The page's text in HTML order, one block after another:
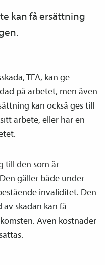
kan få ersättning
TFA, kan ge
på arbetet, men även
kan också ges till
arbete, eller har en
till den som är
gäller både under
invaliditet. Den
skadan kan få
Även kostnader